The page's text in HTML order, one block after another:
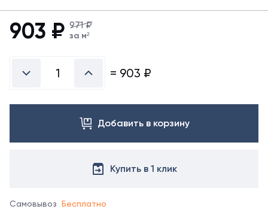
металла
можно
в
свяжитесь
все
справочнике
903 ₽ 971 ₽
за м²
= 903 ₽
Добавить в корзину
Купить в 1 клик
Самовывоз Бесплатно